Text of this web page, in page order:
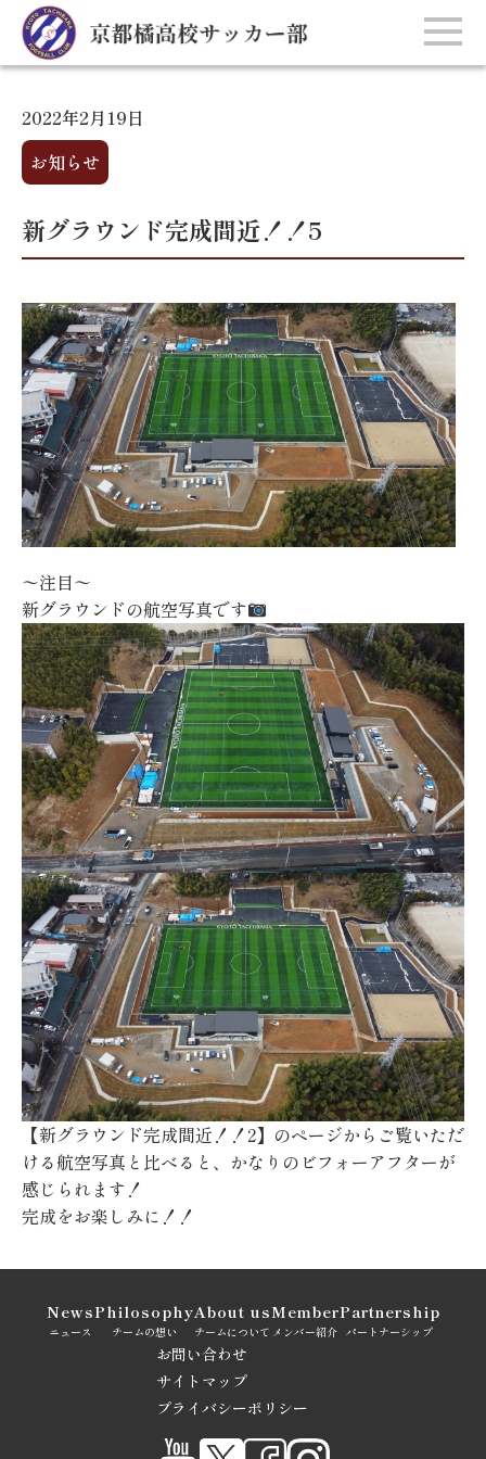
2022年2月19日
お知らせ
新グラウンド完成間近！！5
〜注目〜
新グラウンドの航空写真です
【新グラウンド完成間近！！2】のページからご覧いただ
ける航空写真と比べると、かなりのビフォーアフターが
感じられます！
完成をお楽しみに！！
ニュース
News
チームの想い
Philosophy
チームについて
About us
メンバー紹介
Member
パートナーシップ
Partnership
お問い合わせ
サイトマップ
プライバシーポリシー